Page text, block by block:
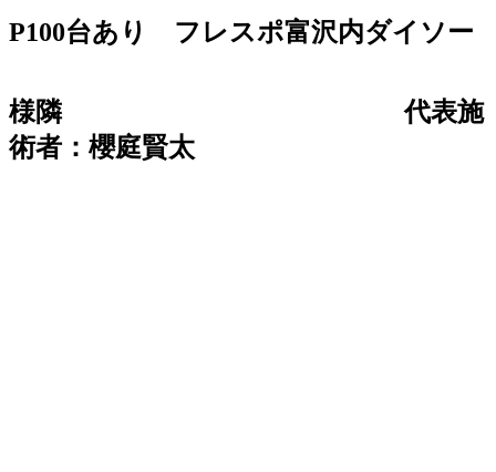
P100台あり フレスポ富沢内ダイソー
様隣
代表施
術者：櫻庭賢太